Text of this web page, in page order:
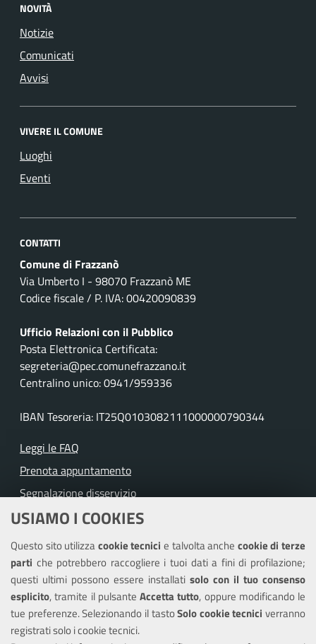
USIAMO I COOKIES
Questo sito utilizzacookie tecnicie talvolta anche cookie di terze
parti che potrebbero raccogliere i tuoi dati a fini di profilazione;
questi ultimi possono essere installati solo con il tuo consenso
esplicito, tramite il pulsante Accetta tutto, oppure modificando le
tue preferenze. Selezionando il tastoSolo cookie tecnici verranno
registrati solo i cookie tecnici.
NOVITÀ
Notizie
Comunicati
Avvisi
VIVERE IL COMUNE
Luoghi
Eventi
CONTATTI
Comune di Frazzanò
Via Umberto I - 98070 Frazzanò ME
Codice fiscale / P. IVA: 00420090839
Ufficio Relazioni con il Pubblico
Posta Elettronica Certificata:
segreteria@pec.comunefrazzano.it
Centralino unico: 0941/959336
IBAN Tesoreria: IT25Q0103082111000000790344
Leggi le FAQ
Prenota appuntamento
Segnalazione disservizio
Richiesta assistenza
Amministrazione trasparente
Informativa privacy
Note legali
Piano di miglioramento dei servizi
Dichiarazione di accessibilità